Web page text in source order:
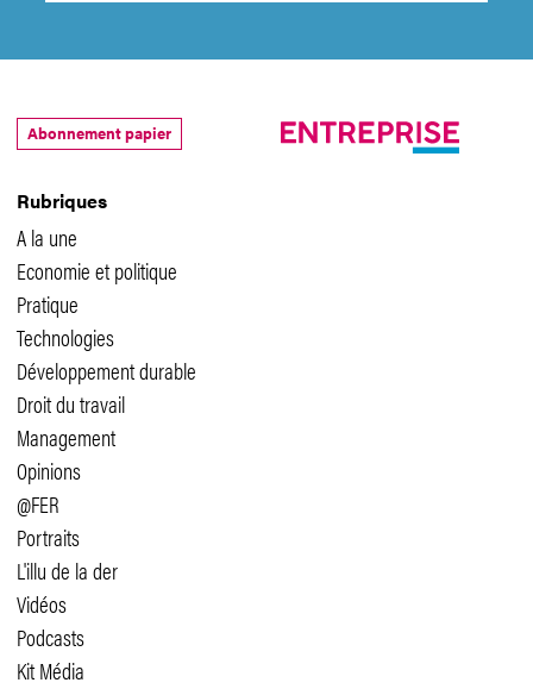
Rubriques
A la une
Economie et politique
Pratique
Technologies
Développement durable
Droit du travail
Management
Opinions
@FER
Portraits
L'illu de la der
Vidéos
Podcasts
Kit Média
Abonnement papier